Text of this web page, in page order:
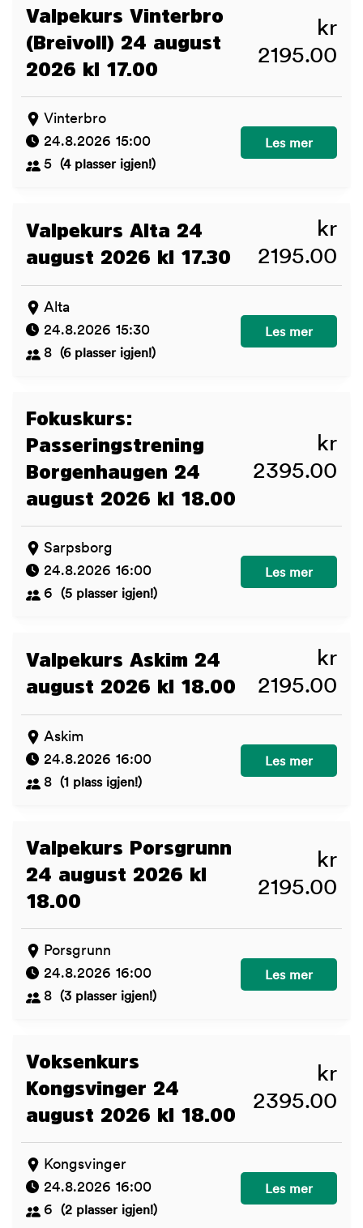
Valpekurs Vinterbro
(Breivoll) 24 august
2026 kl 17.00
kr
2195.00
Vinterbro
24.8.2026 15:00
5
(4 plasser igjen!)
Valpekurs
Les mer
Valpekurs Alta 24
august 2026 kl 17.30
kr
2195.00
Alta
24.8.2026 15:30
8
(6 plasser igjen!)
Valpekurs Alta
Les mer
Fokuskurs:
Passeringstrening
Borgenhaugen 24
august 2026 kl 18.00
kr
2395.00
Sarpsborg
24.8.2026 16:00
6
(5 plasser igjen!)
Fokuskurs:
Les mer
Valpekurs Askim 24
august 2026 kl 18.00
kr
2195.00
Askim
24.8.2026 16:00
8
(1 plass igjen!)
Valpekurs
Les mer
Valpekurs Porsgrunn
24 august 2026 kl
18.00
kr
2195.00
Porsgrunn
24.8.2026 16:00
8
(3 plasser igjen!)
Valpekurs
Les mer
Voksenkurs
Kongsvinger 24
august 2026 kl 18.00
kr
2395.00
Kongsvinger
24.8.2026 16:00
6
(2 plasser igjen!)
Voksenkurs
Les mer